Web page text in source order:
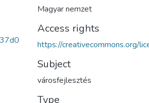
Magyar nemzet
Access rights
https://creativecommons.org/
Subject
városfejlesztés
Type